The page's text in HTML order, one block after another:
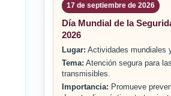
17 de septiembre de 2026
Día Mundial de la
2026
Lugar: Actividades mundiales
Tema: Atención segura para
transmisibles.
Importancia: Promueve